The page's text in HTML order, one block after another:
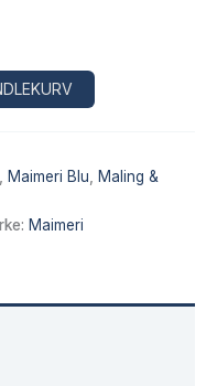
Maimeri Blu Maling &
Maimeri